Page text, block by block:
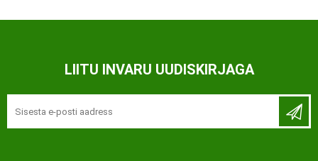
LIITU INVARU UUDISKIRJAGA